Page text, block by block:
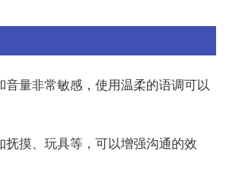
音量非常敏感，使用温柔的语调可以
抚摸、玩具等，可以增强沟通的效